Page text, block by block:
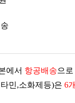
에서 항공배송으
민,소화제등)은 6